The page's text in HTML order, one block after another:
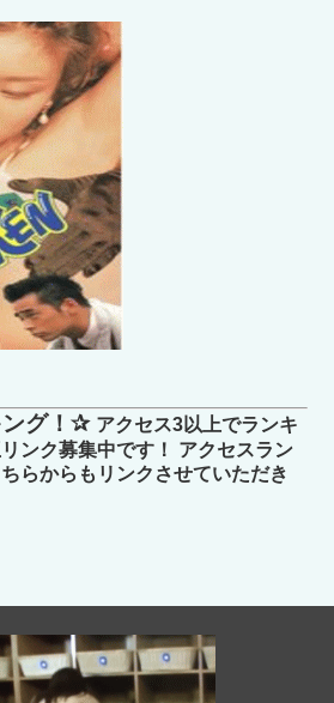
グ！✰ アクセス3以上でランキ
ンク募集中です！ アクセスラン
らからもリンクさせていただき